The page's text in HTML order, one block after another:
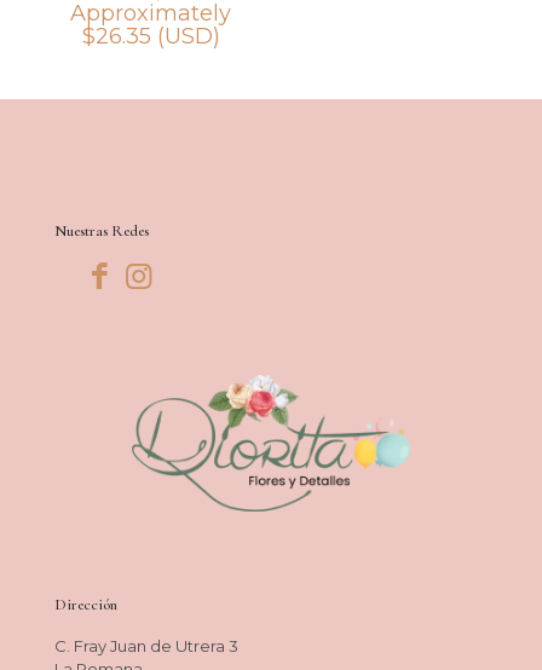
Approximately
$26.35 (USD)
Nuestras Redes
Dirección
C. Fray Juan de Utrera 3